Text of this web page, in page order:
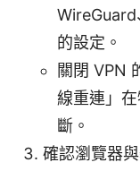
的設定。
關閉 VPN
線重連」
斷。
確認瀏覽器